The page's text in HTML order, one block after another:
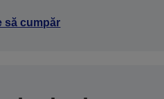
să cumpăr